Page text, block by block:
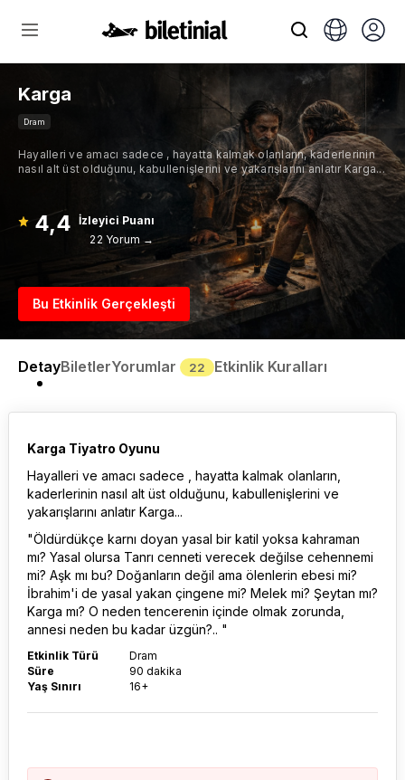
Karga
Dram
Hayalleri ve amacı sadece , hayatta kalmak olanların, kaderlerinin
nasıl alt üst olduğunu, kabullenişlerini ve yakarışlarını anlatır Karga...
4,4 İzleyici Puanı
22 Yorum →
Bu Etkinlik Gerçekleşti
DetayBiletlerYorumlar 22 Etkinlik Kuralları
Karga Tiyatro Oyunu
Hayalleri ve amacı sadece , hayatta kalmak olanların,
kaderlerinin nasıl alt üst olduğunu, kabullenişlerini ve
yakarışlarını anlatır Karga...
"Öldürdükçe karnı doyan yasal bir katil yoksa kahraman
mı? Yasal olursa Tanrı cenneti verecek değilse cehennemi
mi? Aşk mı bu? Doğanların değil ama ölenlerin ebesi mi?
İbrahim'i de yasal yakan çingene mi? Melek mi? Şeytan mı?
Karga mı? O neden tencerenin içinde olmak zorunda,
annesi neden bu kadar üzgün?.. "
Etkinlik Türü
Dram
Süre
90 dakika
Yaş Sınırı
16+